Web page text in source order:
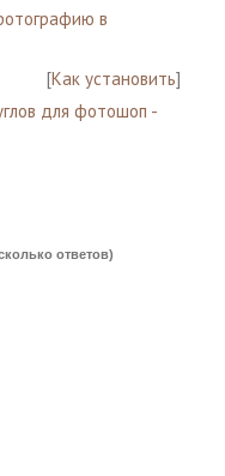
в
[Как установить]
для фотошоп -
ответов)